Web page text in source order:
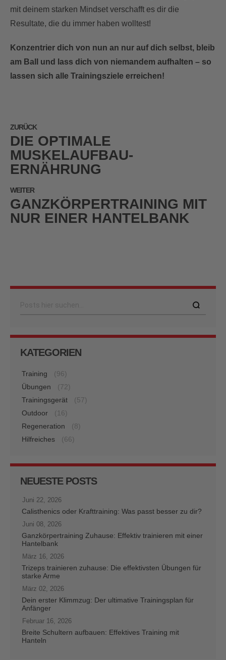
mit deinem starken Mindset verschafft es dir die
Resultate, die du immer haben wolltest!
Konzentrier dich von nun an nur auf dich selbst, bleib
am Ball und lass dich von niemandem aufhalten – so
lassen sich alle Trainingsziele erreichen!
ZURÜCK
DIE OPTIMALE
MUSKELAUFBAU-
ERNÄHRUNG
WEITER
GANZKÖRPERTRAINING MIT
NUR EINER HANTELBANK
KATEGORIEN
Training
(96)
Übungen
(72)
Trainingsgerät
(57)
Outdoor
(16)
Regeneration
(8)
Hilfreiches
(66)
NEUESTE POSTS
Juni 22, 2026
Calisthenics oder Krafttraining: Was passt besser zu dir?
Juni 08, 2026
Ganzkörpertraining Zuhause: Effektiv trainieren mit einer
Hantelbank
März 16, 2026
Trizeps trainieren zuhause: Die effektivsten Übungen für
starke Arme
März 02, 2026
Dein erster Klimmzug: Der ultimative Trainingsplan für
Anfänger
Februar 16, 2026
Breite Schultern aufbauen: Effektives Training mit
Hanteln